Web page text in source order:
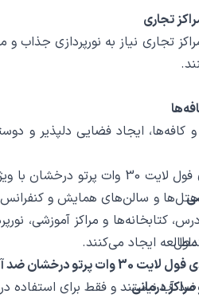
تجاری
و کافه‌ها، ایجاد فضایی دلپذیر و
کتابخانه‌ها و مراکز آموزشی،
ایجاد می‌کنند.
درمانی
پنل ال ای دی فول لایت 30
هتل‌ها و سالن‌های همایش و کنفرانس
پرتو درخشان ضد آب است؟
ضد آب نیستند و فقط برای